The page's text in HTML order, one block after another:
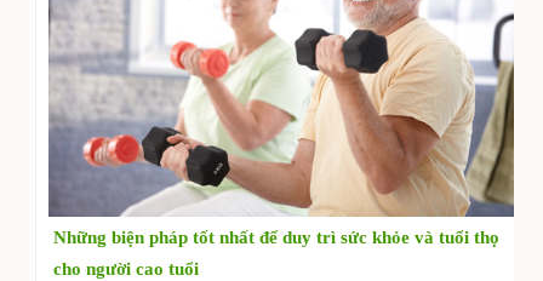
Những biện pháp tốt nhất để duy trì sức khỏe và tuổi thọ
cho người cao tuổi